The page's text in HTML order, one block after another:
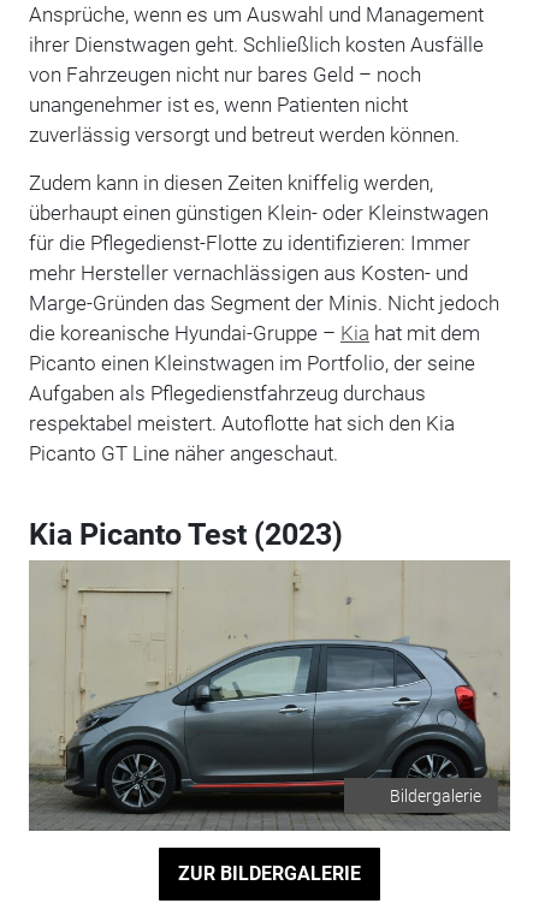
Ansprüche, wenn es um Auswahl und Management
ihrer Dienstwagen geht. Schließlich kosten Ausfälle
von Fahrzeugen nicht nur bares Geld – noch
unangenehmer ist es, wenn Patienten nicht
zuverlässig versorgt und betreut werden können.
Zudem kann in diesen Zeiten kniffelig werden,
überhaupt einen günstigen Klein- oder Kleinstwagen
für die Pflegedienst-Flotte zu identifizieren: Immer
mehr Hersteller vernachlässigen aus Kosten- und
Marge-Gründen das Segment der Minis. Nicht jedoch
die koreanische Hyundai-Gruppe – Kia hat mit dem
Picanto einen Kleinstwagen im Portfolio, der seine
Aufgaben als Pflegedienstfahrzeug durchaus
respektabel meistert. Autoflotte hat sich den Kia
Picanto GT Line näher angeschaut.
Kia Picanto Test (2023)
Bildergalerie
ZUR BILDERGALERIE